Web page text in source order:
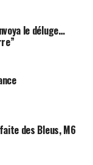
le déluge…
des Bleus, M6